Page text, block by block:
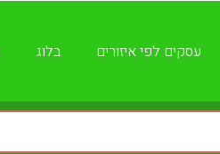
עסקים לפי איזורים בלוג